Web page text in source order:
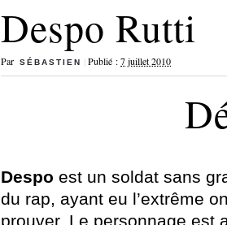
Despo Rutti
Par SÉBASTIEN |Publié :7 juillet 2010
Despo est un soldat sans
du rap, ayant eu l’extrême
prouver. Le personnage est